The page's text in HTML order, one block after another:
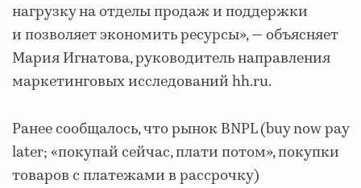
нагрузку на отделы продаж и поддержки
и позволяет экономить ресурсы», — объясняет
Мария Игнатова, руководитель направления
маркетинговых исследований hh.ru.
Ранее сообщалось, что рынок BNPL (buy now pay
later; «покупай сейчас, плати потом», покупки
товаров с платежами в рассрочку)